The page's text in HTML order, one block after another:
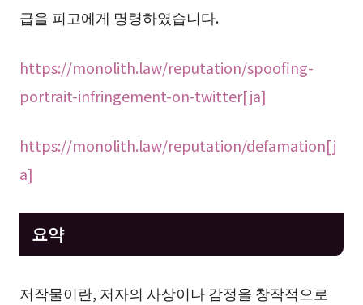
급을 피고에게 명령하였습니다.
https://monolith.law/reputation/spoofing-
portrait-infringement-on-twitter[ja]
https://monolith.law/reputation/defamation[j
a]
요약
저작물이란, 저자의 사상이나 감정을 창작적으로